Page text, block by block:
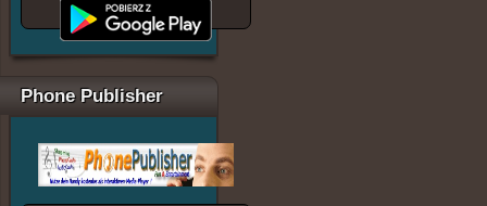
Phone Publisher